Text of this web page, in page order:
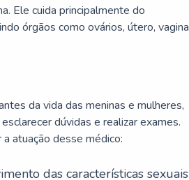
Ele cuida principalmente do
órgãos como ovários, útero, vagina
da vida das meninas e mulheres,
dúvidas e realizar exames.
atuação desse médico:
das características sexuais